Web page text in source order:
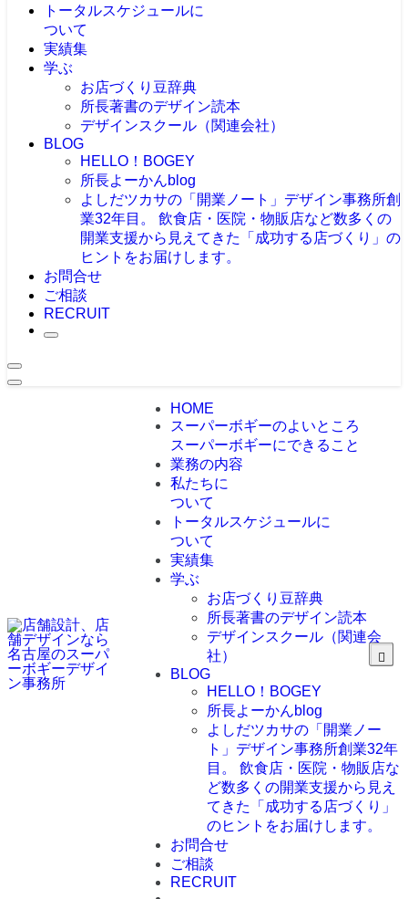
トータルスケジュールに
ついて
実績集
学ぶ
お店づくり豆辞典
所長著書のデザイン読本
デザインスクール（関連会社）
BLOG
HELLO！BOGEY
所長よーかんblog
よしだツカサの「開業ノート」 デザイン事務所創
業32年目。 飲食店・医院・物販店など数多くの
開業支援から見えてきた「成功する店づくり」の
ヒントをお届けします。
お問合せ
ご相談
RECRUIT
HOME
スーパーボギーのよいところ
スーパーボギーにできること
業務の内容
私たちに
ついて
トータルスケジュールに
ついて
実績集
学ぶ
お店づくり豆辞典
所長著書のデザイン読本
デザインスクール（関連会
社）
BLOG
HELLO！BOGEY
所長よーかんblog
よしだツカサの「開業ノー
ト」 デザイン事務所創業32年
目。 飲食店・医院・物販店な
ど数多くの開業支援から見え
てきた「成功する店づくり」
のヒントをお届けします。
お問合せ
ご相談
RECRUIT